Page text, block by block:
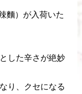
麵）が入荷いた
した辛さが絶妙
り、クセになる